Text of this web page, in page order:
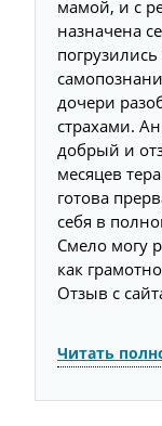
мамой, и с
назначена
дочери
страхами.
добрый и
месяцев
готова
себя в
Смело могу
как
Отзыв с
Читать